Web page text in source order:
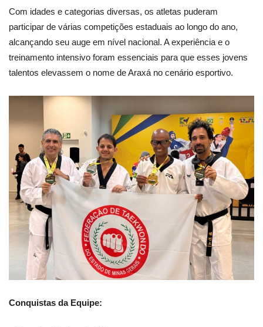
Com idades e categorias diversas, os atletas puderam
participar de várias competições estaduais ao longo do ano,
alcançando seu auge em nível nacional. A experiência e o
treinamento intensivo foram essenciais para que esses jovens
talentos elevassem o nome de Araxá no cenário esportivo.
Conquistas da Equipe: